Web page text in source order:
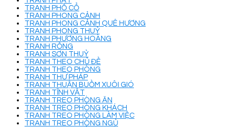
TRANH PHỐ CỔ
TRANH PHONG CẢNH
TRANH PHONG CẢNH QUÊ HƯƠNG
TRANH PHONG THUỶ
TRANH PHƯỢNG HOÀNG
TRANH RỒNG
TRANH SƠN THUỶ
TRANH THEO CHỦ ĐỀ
TRANH THEO PHÒNG
TRANH THƯ PHÁP
TRANH THUẬN BUỒM XUÔI GIÓ
TRANH TĨNH VẬT
TRANH TREO PHÒNG ĂN
TRANH TREO PHÒNG KHÁCH
TRANH TREO PHÒNG LÀM VIỆC
TRANH TREO PHÒNG NGỦ